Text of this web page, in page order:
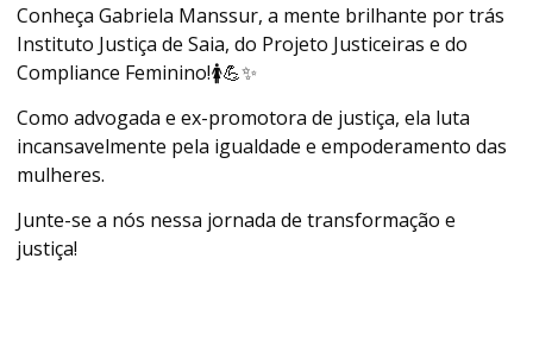
Conheça Gabriela Manssur, a mente brilhante por trás
Instituto Justiça de Saia, do Projeto Justiceiras e do
Compliance Feminino!🚺💪✨
Como advogada e ex-promotora de justiça, ela luta
incansavelmente pela igualdade e empoderamento das
mulheres.
Junte-se a nós nessa jornada de transformação e
justiça!